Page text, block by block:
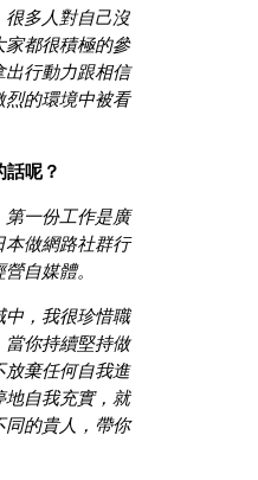
很多人對自己沒
家都很積極的參
出行動力跟相信
烈的環境中被看
話呢？
第一份工作是廣
本做網路社群行
自媒體。
中，我很珍惜職
你持續堅持做
放棄任何自我進
地自我充實，就
同的貴人，帶你